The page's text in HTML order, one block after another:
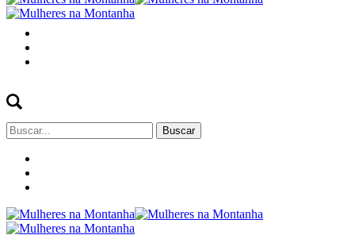
Buscar
por: